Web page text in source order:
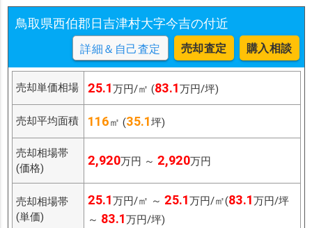
鳥取県西伯郡日吉津村大字今吉の付近
詳細＆自己査定 売却査定 購入相談
売却単価相場 25.1万円/㎡ (83.1万円/坪)
売却平均面積 116㎡ (35.1坪)
売却相場帯
(価格)
2,920万円 ～ 2,920万円
売却相場帯
(単価)
25.1万円/㎡ ～ 25.1万円/㎡(83.1万円/坪
～ 83.1万円/坪)